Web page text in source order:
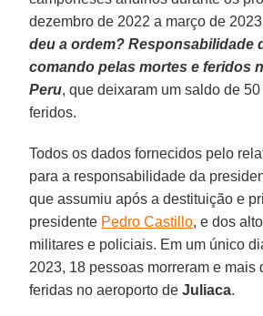
dezembro de 2022 a março de
deu a ordem? Responsabilidade
comando pelas mortes e feridos
Peru, que deixaram um saldo de
feridos.
Todos os dados fornecidos pelo
para a responsabilidade da
que assumiu após a destituição e
presidente Pedro Castillo, e dos
militares e policiais. Em um único
2023, 18 pessoas morreram e mais
feridas no aeroporto deJuliaca.